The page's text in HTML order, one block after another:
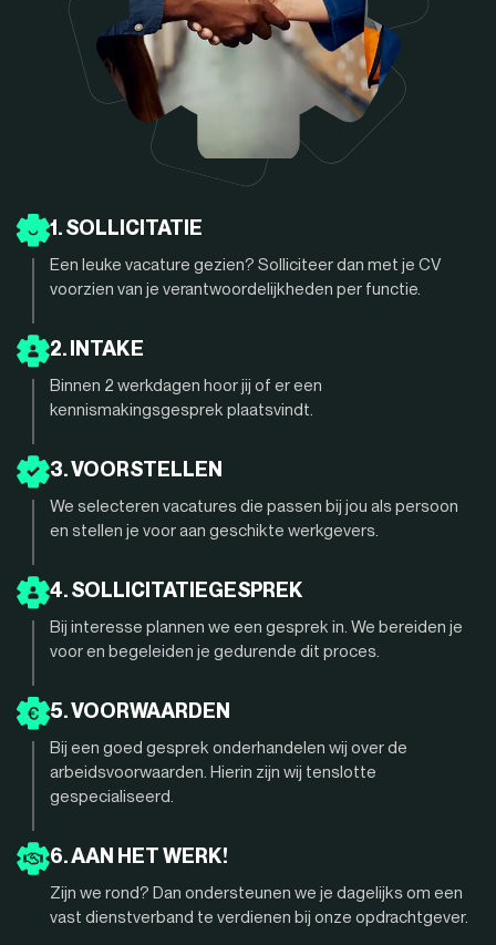
1. SOLLICITATIE
Een leuke vacature gezien? Solliciteer dan met je CV
voorzien van je verantwoordelijkheden per functie.
2. INTAKE
Binnen 2 werkdagen hoor jij of er een
kennismakingsgesprek plaatsvindt.
3. VOORSTELLEN
We selecteren vacatures die passen bij jou als persoon
en stellen je voor aan geschikte werkgevers.
4. SOLLICITATIEGESPREK
Bij interesse plannen we een gesprek in. We bereiden je
voor en begeleiden je gedurende dit proces.
5. VOORWAARDEN
Bij een goed gesprek onderhandelen wij over de
arbeidsvoorwaarden. Hierin zijn wij tenslotte
gespecialiseerd.
6. AAN HET WERK!
Zijn we rond? Dan ondersteunen we je dagelijks om een
vast dienstverband te verdienen bij onze opdrachtgever.